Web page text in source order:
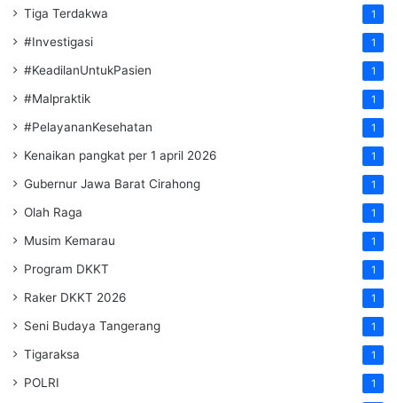
Tiga Terdakwa 1
#Investigasi 1
#KeadilanUntukPasien 1
#Malpraktik 1
#PelayananKesehatan 1
Kenaikan pangkat per 1 april 2026 1
Gubernur Jawa Barat Cirahong 1
Olah Raga 1
Musim Kemarau 1
Program DKKT 1
Raker DKKT 2026 1
Seni Budaya Tangerang 1
Tigaraksa 1
POLRI 1